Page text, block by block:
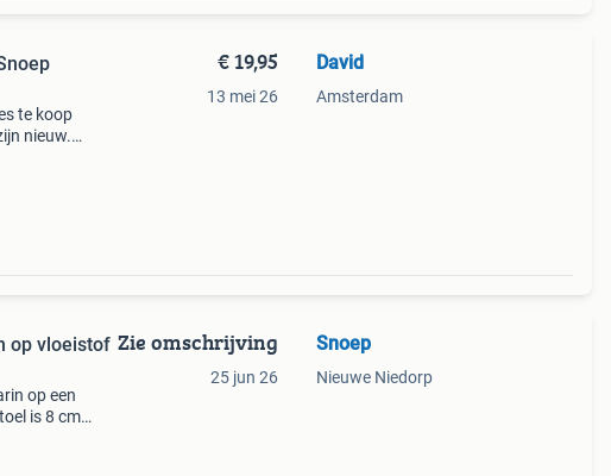
te koop
nieuw.
€ 19,95
13 mei 26
David
Amsterdam
op vloeistof
op een
is 8 cm
Zie omschrijving
25 jun 26
Snoep
Nieuwe Niedorp